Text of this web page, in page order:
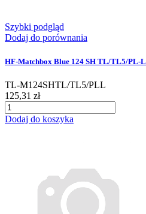
Szybki podgląd
Dodaj do porównania
HF-Matchbox Blue 124 SH TL/TL5/PL-L
TL-M124SHTL/TL5/PLL
125,31 zł
Dodaj do koszyka